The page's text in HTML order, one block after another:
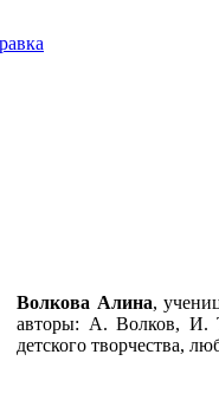
Волкова Алина,
авторы: А. Волков, И.
детского творчества,